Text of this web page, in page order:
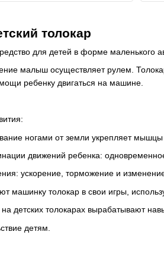
толокар
для детей в форме маленького
малыш осуществляет рулем.
ребенку двигаться на машине.
ногами от земли укрепляет мышцы
движений ребенка:
ускорение, торможение и
машинку толокар в свои игры,
детских толокарах вырабатывают
детям.